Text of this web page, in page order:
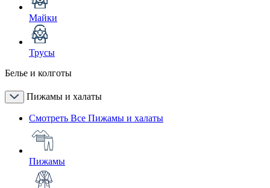
Майки
Трусы
Белье и колготы
Пижамы и халаты
Смотреть Все Пижамы и халаты
Пижамы